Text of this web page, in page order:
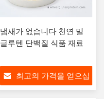
냄새가 없습니다 천연 밀
글루텐 단백질 식품 재료
최고의 가격을 얻으십